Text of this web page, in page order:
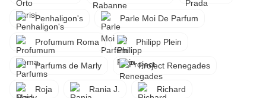
Penhaligon's Parle Moi De Parfum
Profumum Roma Philipp Plein
Parfums de Marly Project Renegades
Roja Rania J. Richard